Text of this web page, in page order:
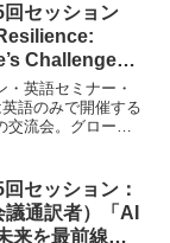
セッション
Challenges”
英語セミナー・
語のみで開催する
交流会。グローバ
セッション：
通訳者）「AI
来を最前線か